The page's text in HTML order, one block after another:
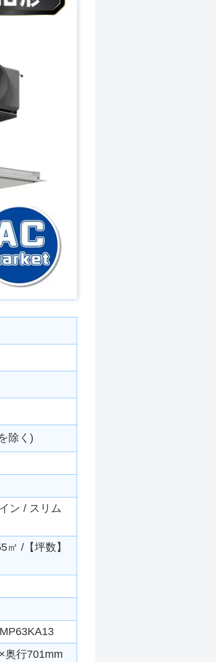
除く)
ン / スリム
/【坪数】
奥行701mm